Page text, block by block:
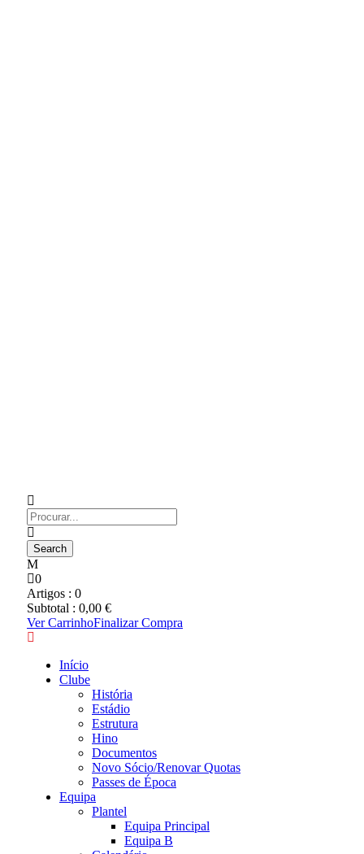
0
Artigos : 0
Subtotal : 0,00 €
Ver CarrinhoFinalizar Compra
Início
Clube
História
Estádio
Estrutura
Hino
Documentos
Novo Sócio/Renovar Quotas
Passes de Época
Equipa
Plantel
Equipa Principal
Equipa B